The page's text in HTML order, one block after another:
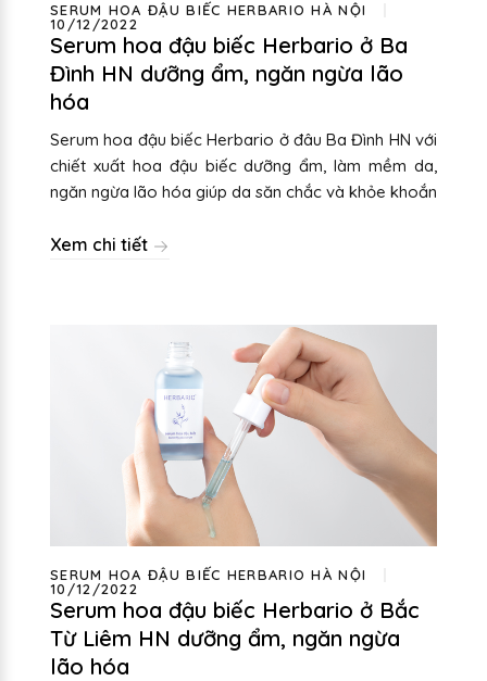
SERUM HOA ĐẬU BIẾC HERBARIO HÀ NỘI
10/12/2022
Serum hoa đậu biếc Herbario ở Ba
Đình HN dưỡng ẩm, ngăn ngừa lão
hóa
Serum hoa đậu biếc Herbario ở đâu Ba Đình HN với
chiết xuất hoa đậu biếc dưỡng ẩm, làm mềm da,
ngăn ngừa lão hóa giúp da săn chắc và khỏe khoắn
Xem chi tiết
SERUM HOA ĐẬU BIẾC HERBARIO HÀ NỘI
10/12/2022
Serum hoa đậu biếc Herbario ở Bắc
Từ Liêm HN dưỡng ẩm, ngăn ngừa
lão hóa